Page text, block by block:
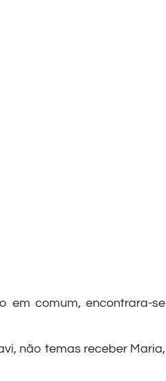
em comum, encontrara-se
não temas receber Maria,